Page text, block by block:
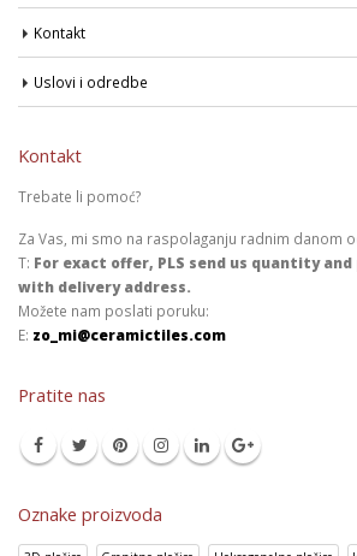
Kontakt
Uslovi i odredbe
Kontakt
Trebate li pomoć?
Za Vas, mi smo na raspolaganju radnim danom
T: For exact offer, PLS send us quantity
with delivery address.
Možete nam poslati poruku:
E: zo_mi@ceramictiles.com
Pratite nas
Oznake proizvoda